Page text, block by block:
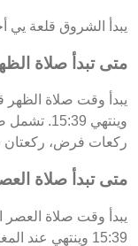
يبدأ الشروق قلعة يي
متى تبدأ صلاة
ركعات فرض، ركعتان
متى تبدأ صلاة
يبدأ وقت صلاة العصر